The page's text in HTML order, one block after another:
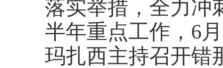
落实举措，全力冲
半年重点工作， 6
玛扎西主持召开错